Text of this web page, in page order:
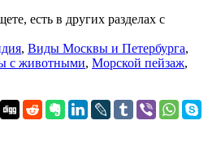
есть в других разделах с
, Виды Москвы и Петербурга,
с животными, Морской пейзаж,